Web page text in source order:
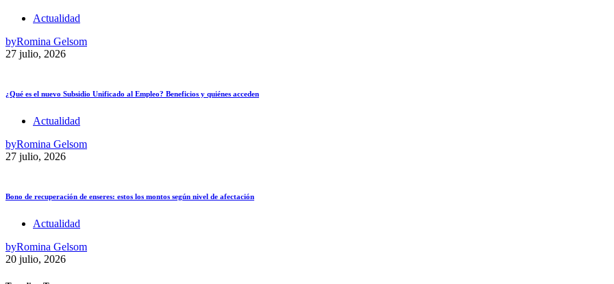
Actualidad
byRomina Gelsom
27 julio, 2026
¿Qué es el nuevo Subsidio Unificado al Empleo? Beneficios y quiénes acceden
Actualidad
byRomina Gelsom
27 julio, 2026
Bono de recuperación de enseres: estos los montos según nivel de afectación
Actualidad
byRomina Gelsom
20 julio, 2026